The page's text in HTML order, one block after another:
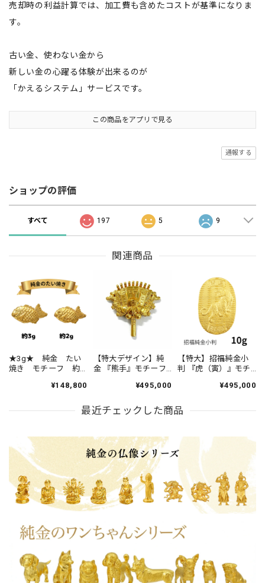
売却時の利益計算では、加工費も含めたコストが基準になりま
す。
古い金、使わない金から
新しい金の心躍る体験が出来るのが
「かえるシステム」サービスです。
この商品をアプリで見る
通報する
ショップの評価
すべて 197 5 9
関連商品
★3g★ 純金 たい
焼き モチーフ 約
【JUNGOLD】¥148,800
【特大デザイン】純
金 『熊手』モチーフ
付き 指先サイズの芸
¥495,000
【特大】招福純金小
判 『虎（寅）』モチ
アクリルケース付き
¥495,000
最近チェックした商品